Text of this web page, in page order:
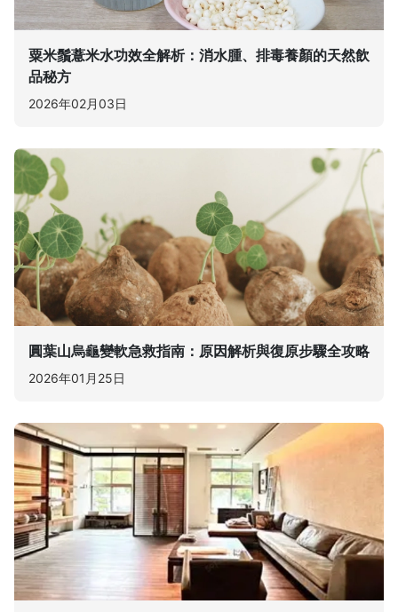
粟米鬚薏米水功效全解析：消水腫、排毒養顏的天然飲
品秘方
2026年02月03日
圓葉山烏龜變軟急救指南：原因解析與復原步驟全攻略
2026年01月25日